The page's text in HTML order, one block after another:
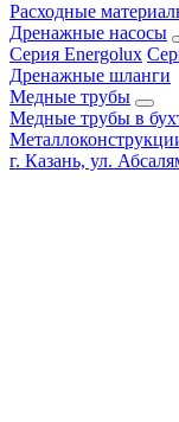
Расходные
Дренажные насосы
Серия Energolux
Дренажные шланги
Медные трубы
Медные трубы в
г. Казань, ул.